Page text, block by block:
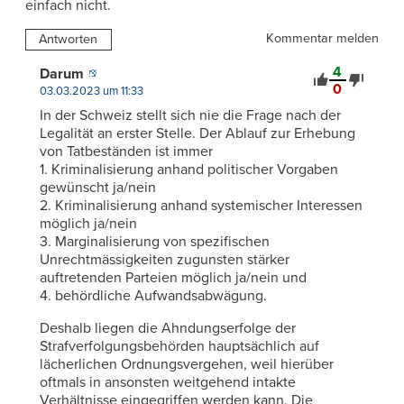
einfach nicht.
Antworten Kommentar melden
4
0
Darum
03.03.2023 um 11:33
In der Schweiz stellt sich nie die Frage nach der
Legalität an erster Stelle. Der Ablauf zur Erhebung
von Tatbeständen ist immer
1. Kriminalisierung anhand politischer Vorgaben
gewünscht ja/nein
2. Kriminalisierung anhand systemischer Interessen
möglich ja/nein
3. Marginalisierung von spezifischen
Unrechtmässigkeiten zugunsten stärker
auftretenden Parteien möglich ja/nein und
4. behördliche Aufwandsabwägung.
Deshalb liegen die Ahndungserfolge der
Strafverfolgungsbehörden hauptsächlich auf
lächerlichen Ordnungsvergehen, weil hierüber
oftmals in ansonsten weitgehend intakte
Verhältnisse eingegriffen werden kann. Die